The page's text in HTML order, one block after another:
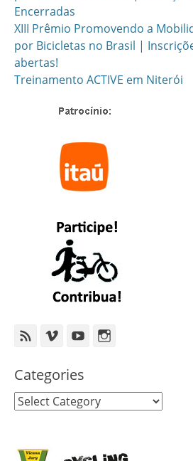
Encerradas
XIII Prêmio Promovendo a
por Bicicletas no Brasil |
abertas!
Treinamento ACTIVE em Niterói
Feed VimeoYouTube
Categories
Categories